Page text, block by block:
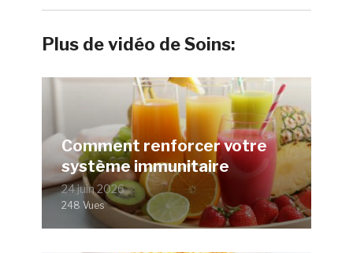
Plus de vidéo de Soins:
Comment renforcer votre
système immunitaire
24 juin 2026
248 Vues